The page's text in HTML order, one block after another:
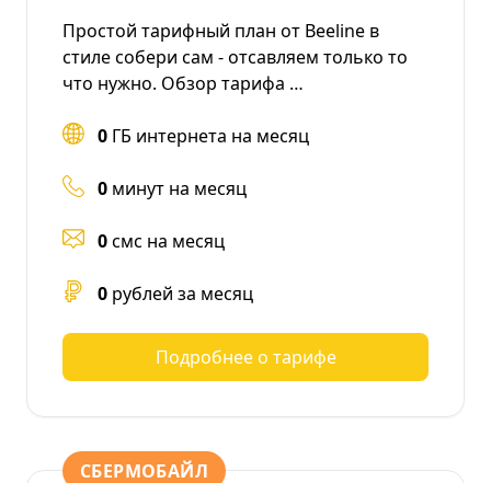
Простой тарифный план от Beeline в
стиле собери сам - отсавляем только то
что нужно. Обзор тарифа …
0 ГБ интернета на месяц
0 минут на месяц
0смс на месяц
0 рублей за месяц
Подробнее о тарифе
СБЕРМОБАЙЛ